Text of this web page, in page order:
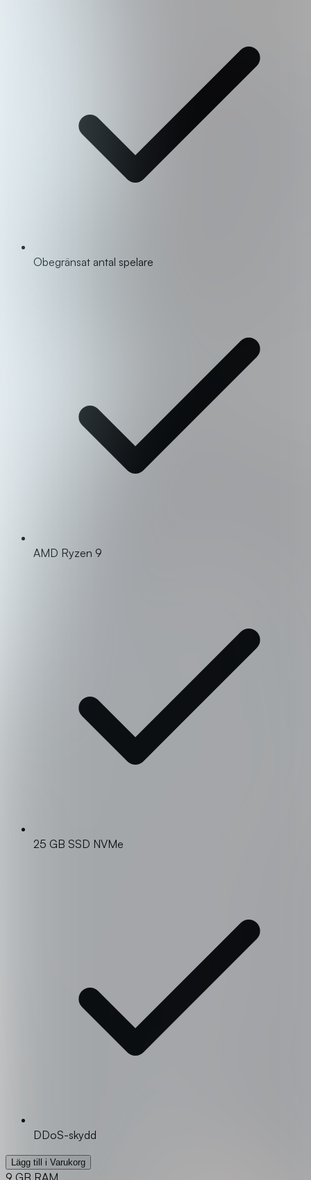
Obegränsat antal spelare
AMD Ryzen 9
25 GB SSD NVMe
DDoS-skydd
Lägg till i Varukorg
9 GB RAM